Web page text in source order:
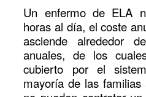
Un enfermo de ELA
horas al día, el coste
asciende alrededor
anuales, de los
cubierto por el
mayoría de las